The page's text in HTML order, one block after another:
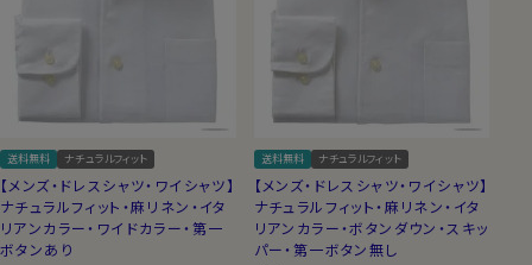
送料無料 ナチュラルフィット
【メンズ・ドレスシャツ・ワイシャツ】
ナチュラルフィット・麻リネン・イタ
リアンカラー・ワイドカラー・第一
ボタンあり
送料無料 ナチュラルフィット
【メンズ・ドレスシャツ・ワイシャツ】
ナチュラルフィット・麻リネン・イタ
リアンカラー・ボタンダウン・スキッ
パー・第一ボタン無し